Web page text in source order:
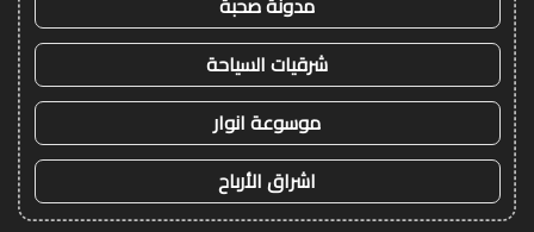
شرقيات السياحة
موسوعة انوار
اشراق الأرباح